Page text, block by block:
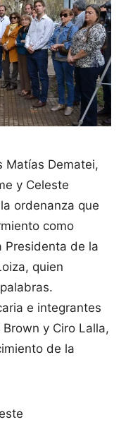
Matías Dematei,
y Celeste
ordenanza que
como
Presidenta de la
quien
e integrantes
y Ciro Lalla,
de la